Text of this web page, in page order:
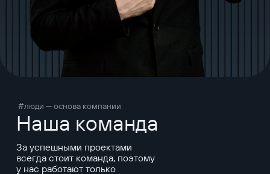
#люди — основа компании
Наша команда
За успешными проектами
всегда стоит команда, поэтому
у нас работают только